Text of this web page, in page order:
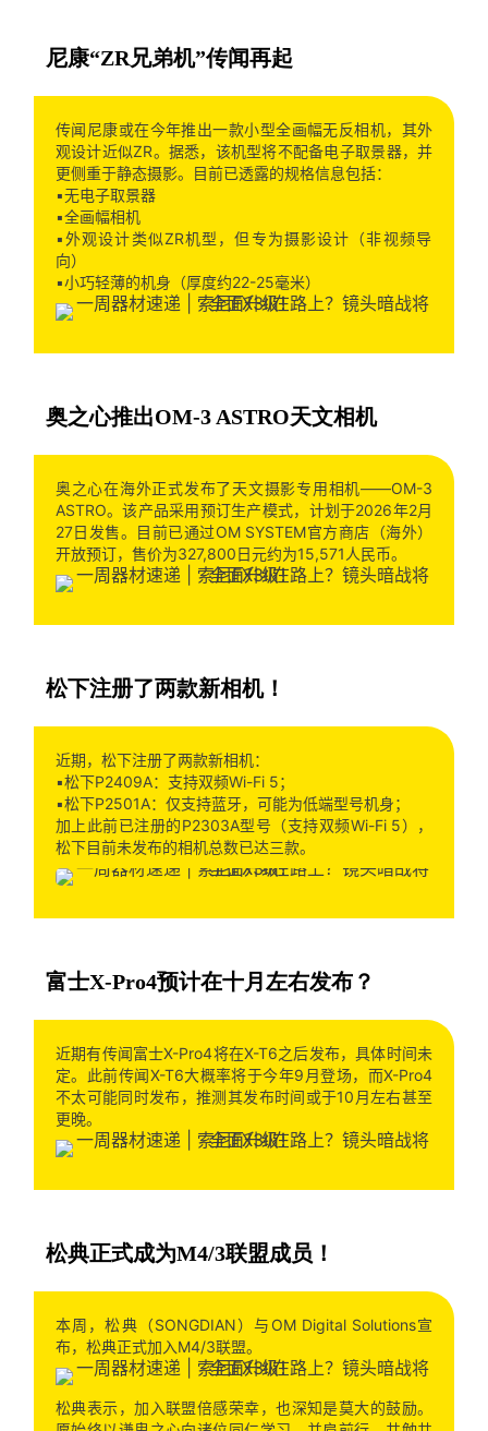
尼康“ZR兄弟机”传闻再起
传闻尼康或在今年推出一款小型全画幅无反相机，其外
观设计近似ZR。据悉，该机型将不配备电子取景器，并
更侧重于静态摄影。目前已透露的规格信息包括：
▪️无电子取景器
▪️全画幅相机
▪️外观设计类似ZR机型，但专为摄影设计（非视频导
向）
▪️小巧轻薄的机身（厚度约22-25毫米）
奥之心推出OM-3 ASTRO天文相机
奥之心在海外正式发布了天文摄影专用相机——OM-3
ASTRO。该产品采用预订生产模式，计划于2026年2月
27日发售。目前已通过OM SYSTEM官方商店（海外）
开放预订，售价为327,800日元约为15,571人民币。
松下注册了两款新相机！
近期，松下注册了两款新相机：
▪️松下P2409A：支持双频Wi-Fi 5；
▪️松下P2501A：仅支持蓝牙，可能为低端型号机身；
加上此前已注册的P2303A型号（支持双频Wi-Fi 5），
松下目前未发布的相机总数已达三款。
富士X-Pro4预计在十月左右发布？
近期有传闻富士X-Pro4将在X-T6之后发布，具体时间未
定。此前传闻X-T6大概率将于今年9月登场，而X-Pro4
不太可能同时发布，推测其发布时间或于10月左右甚至
更晚。
松典正式成为M4/3联盟成员！
本周，松典（SONGDIAN）与OM Digital Solutions宣
布，松典正式加入M4/3联盟。
松典表示，加入联盟倍感荣幸，也深知是莫大的鼓励。